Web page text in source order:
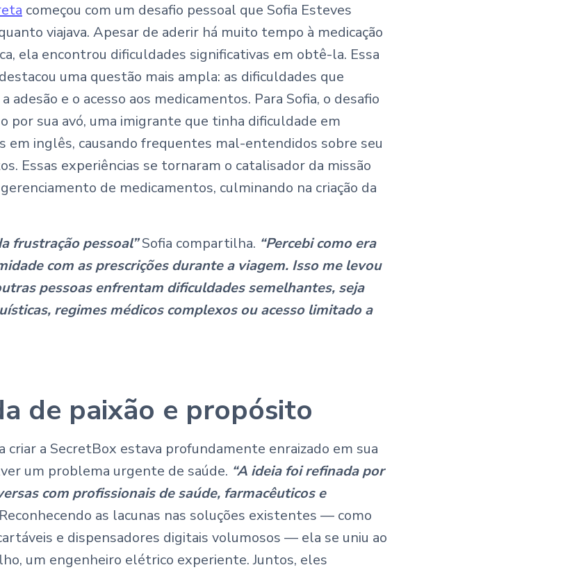
começou com um desafio pessoal que Sofia Esteves
viajava. Apesar de aderir há muito tempo à medicação
ela encontrou dificuldades significativas em obtê-la. Essa
uma questão mais ampla: as dificuldades que
adesão e o acesso aos medicamentos. Para Sofia, o desafio
por sua avó, uma imigrante que tinha dificuldade em
em inglês, causando frequentes mal-entendidos sobre seu
Essas experiências se tornaram o catalisador da missão
de medicamentos, culminando na criação da
frustração pessoal”Sofia compartilha. “Percebi como era
com as prescrições durante a viagem. Isso me levou
pessoas enfrentam dificuldades semelhantes, seja
regimes médicos complexos ou acesso limitado a
de paixão e propósito
criar a SecretBox estava profundamente enraizado em sua
um problema urgente de saúde. “A ideia foi refinada por
com profissionais de saúde, farmacêuticos e
as lacunas nas soluções existentes — como
e dispensadores digitais volumosos — ela se uniu ao
um engenheiro elétrico experiente. Juntos, eles